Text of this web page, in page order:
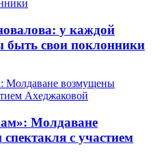
у каждой
быть свои поклонники
Молдаване
с участием